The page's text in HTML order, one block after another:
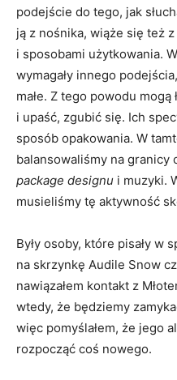
podejście do tego, jak
ją z nośnika, wiąże się też
i sposobami użytkowania.
wymagały innego
małe. Z tego powodu
i upaść, zgubić się. Ich
sposób opakowania. W
balansowaliśmy na
package designu i muzyki.
musieliśmy tę aktywność
Były osoby, które pisały w
na skrzynkę Audile Snow
nawiązałem kontakt z
wtedy, że będziemy
więc pomyślałem, że jego
rozpocząć coś nowego.